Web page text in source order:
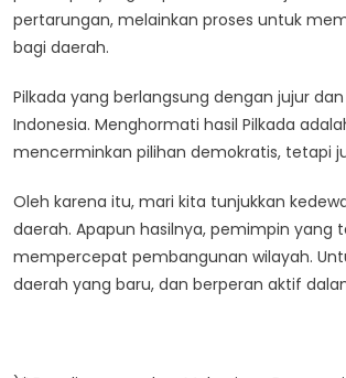
pertarungan, melainkan proses untuk
bagi daerah.
Pilkada yang berlangsung dengan jujur
Indonesia. Menghormati hasil Pilkada
mencerminkan pilihan demokratis, tetapi
Oleh karena itu, mari kita tunjukkan
daerah. Apapun hasilnya, pemimpin
mempercepat pembangunan wilayah.
daerah yang baru, dan berperan aktif